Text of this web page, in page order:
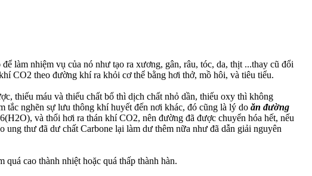
làm nhiệm vụ của nó như tạo ra xương, gân, râu, tóc, da, thịt ...thay cũ đổi
CO2 theo đường khí ra khỏi cơ thể bằng hơi thở, mồ hôi, và tiêu tiểu.
thiếu máu và thiếu chất bổ thì dịch chất nhỏ dần, thiếu oxy thì không
tắc nghẽn sự lưu thông khí huyết đến nơi khác, đó cũng là lý do ăn đường
và thổi hơi ra thán khí CO2, nên đường đã được chuyển hóa hết, nếu
thư đã dư chất Carbone lại làm dư thêm nữa như đã dẫn giải nguyên
cao thành nhiệt hoặc quá thấp thành hàn.